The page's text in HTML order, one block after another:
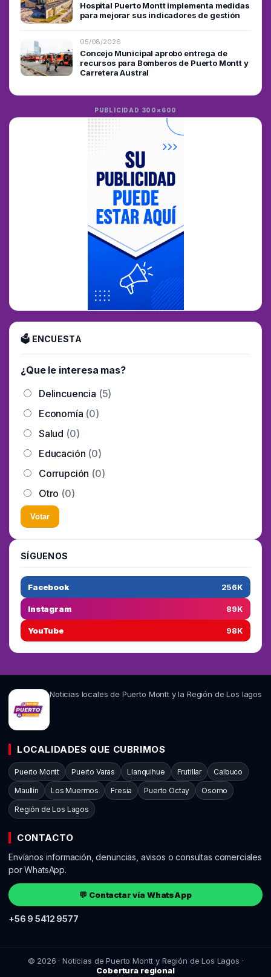
Hospital Puerto Montt implementa medidas
para mejorar sus indicadores de gestión
05/08/2026
Concejo Municipal aprobó entrega de
recursos para Bomberos de Puerto Montt y
Carretera Austral
PUBLICIDAD 300×600
🗳 ENCUESTA
¿Que le interesa mas?
Delincuencia (5)
Economía (0)
Salud (0)
Educación (0)
Corrupción (0)
Otro (0)
Votar
SÍGUENOS
Facebook 256K
Instagram 89K
YouTube 98K
Noticias locales de Puerto Montt y la Región de Los lagos
LOCALIDADES QUE CUBRIMOS
Puerto Montt Puerto Varas Llanquihue Frutillar Calbuco
Maullín Los Muermos Fresia Puerto Octay Osorno
Región de Los Lagos
CONTACTO
Envíanos información, denuncias, avisos o consultas comerciales
por WhatsApp.
💬 Contactar vía WhatsApp
+56 9 5412 9577
© 2026 · Noticias de Puerto Montt y Región de Los Lagos ·
Cobertura regional